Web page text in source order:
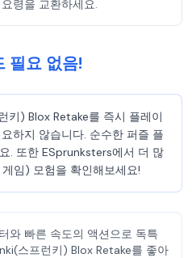
령을 교환하세요.
필요 없음!
키) Blox Retake를 즉시 플레이
하지 않습니다. 순수한 퍼즐 플
. 또한 ESprunksters에서 더 많
임) 모험을 확인해보세요!
와 빠른 속도의 액션으로 독특
스프런키) Blox Retake를 좋아